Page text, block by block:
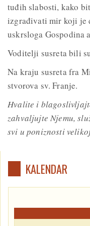
tuđih slabosti, kako
izgrađivati mir koji je
uskrsloga Gospodina
Voditelji susreta bili
Na kraju susreta fra
stvorova sv. Franje.
Hvalite i
zahvaljujte Njemu,
svi u poniznosti
KALENDAR